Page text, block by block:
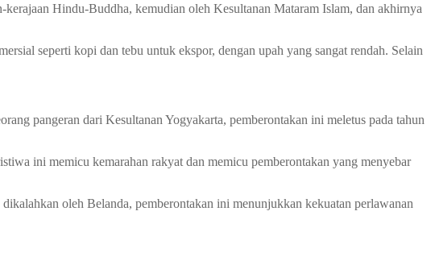
Hindu-Buddha, kemudian oleh Kesultanan Mataram Islam, dan akhirnya
seperti kopi dan tebu untuk ekspor, dengan upah yang sangat rendah. Selain
pangeran dari Kesultanan Yogyakarta, pemberontakan ini meletus pada tahun
ini memicu kemarahan rakyat dan memicu pemberontakan yang menyebar
oleh Belanda, pemberontakan ini menunjukkan kekuatan perlawanan